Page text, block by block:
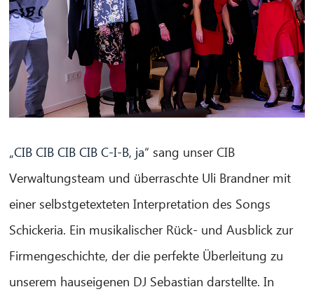
„CIB CIB CIB CIB C-I-B, ja“ sang unser CIB
Verwaltungsteam und überraschte Uli Brandner mit
einer selbstgetexteten Interpretation des Songs
Schickeria. Ein musikalischer Rück- und Ausblick zur
Firmengeschichte, der die perfekte Überleitung zu
unserem hauseigenen DJ Sebastian darstellte. In